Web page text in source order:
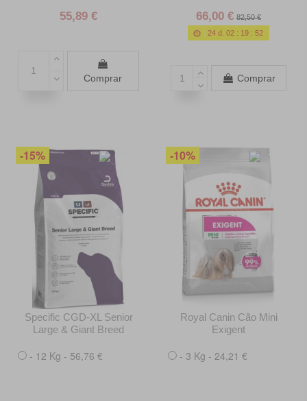
55,89 €
Comprar
66,00 € 82,50 €
24 d. 02 : 19 :50
Comprar
-15%
Specific CGD-XL Senior
Large & Giant Breed
- 12 Kg - 56,76 €
-10%
Royal Canin Cão Mini
Exigent
- 3 Kg - 24,21 €